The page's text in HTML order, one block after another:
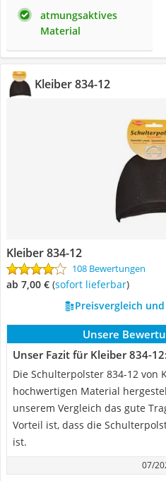
atmungsaktives
Material
Kleiber 834-12
Kleiber 834-12
108 Bewertungen
ab 7,00 € ( Sofort lieferbar)
Preisvergleich
Unsere
Unser Fazit für Kleiber 834-12:
Die Schulterpolster 834-12 von
hochwertigen Material
unserem Vergleich das gute
Vorteil ist, dass die
ist.
07/